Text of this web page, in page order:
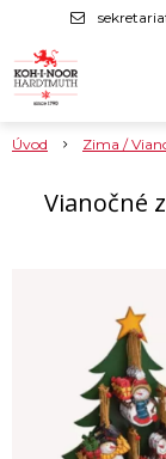
Úvod Zima /
Vianočné